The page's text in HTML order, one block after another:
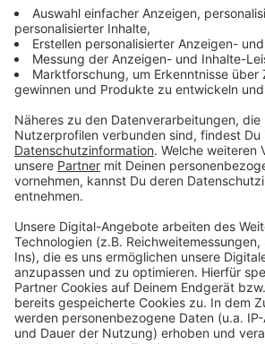
Hier gibt es Infos zum DOSB
Auch in anderen Deutschen
Dialoforen zu Olympia gegeben
So hatte sich OB Keller im Juli zu
Olympiabewerbung geäußert
Anzeige
Anzeige